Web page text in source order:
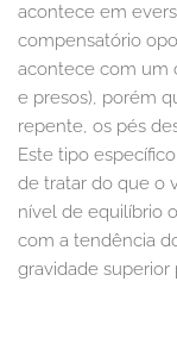
acontece em
compensatório
acontece com um
e presos), porém
repente, os pés
Este tipo
de tratar do que o
nível de equilíbrio
com a tendência
gravidade superior